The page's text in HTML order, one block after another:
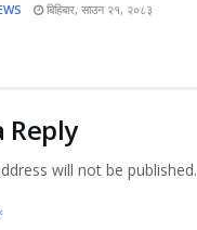
बिहिबार, साउन २१, २०८३
Reply
will not be published.